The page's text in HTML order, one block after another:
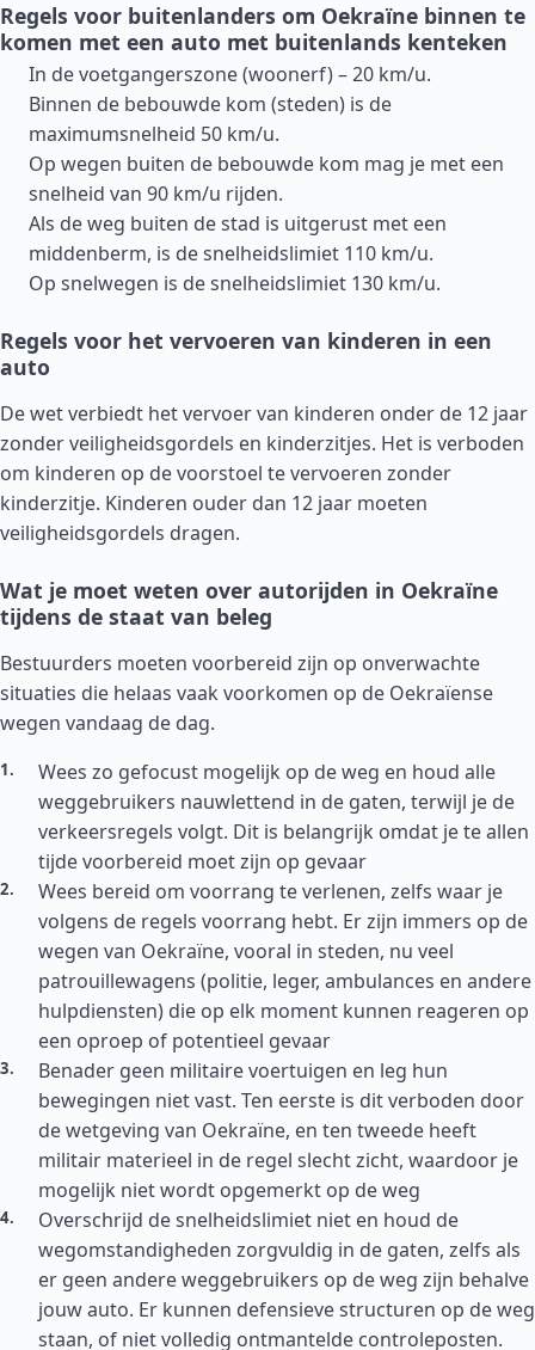
Regels voor buitenlanders om Oekraïne binnen te
komen met een auto met buitenlands kenteken
In de voetgangerszone (woonerf) – 20 km/u.
Binnen de bebouwde kom (steden) is de
maximumsnelheid 50 km/u.
Op wegen buiten de bebouwde kom mag je met een
snelheid van 90 km/u rijden.
Als de weg buiten de stad is uitgerust met een
middenberm, is de snelheidslimiet 110 km/u.
Op snelwegen is de snelheidslimiet 130 km/u.
Regels voor het vervoeren van kinderen in een
auto
De wet verbiedt het vervoer van kinderen onder de 12 jaar
zonder veiligheidsgordels en kinderzitjes. Het is verboden
om kinderen op de voorstoel te vervoeren zonder
kinderzitje. Kinderen ouder dan 12 jaar moeten
veiligheidsgordels dragen.
Wat je moet weten over autorijden in Oekraïne
tijdens de staat van beleg
Bestuurders moeten voorbereid zijn op onverwachte
situaties die helaas vaak voorkomen op de Oekraïense
wegen vandaag de dag.
Wees zo gefocust mogelijk op de weg en houd alle
weggebruikers nauwlettend in de gaten, terwijl je de
verkeersregels volgt. Dit is belangrijk omdat je te allen
tijde voorbereid moet zijn op gevaar
Wees bereid om voorrang te verlenen, zelfs waar je
volgens de regels voorrang hebt. Er zijn immers op de
wegen van Oekraïne, vooral in steden, nu veel
patrouillewagens (politie, leger, ambulances en andere
hulpdiensten) die op elk moment kunnen reageren op
een oproep of potentieel gevaar
Benader geen militaire voertuigen en leg hun
bewegingen niet vast. Ten eerste is dit verboden door
de wetgeving van Oekraïne, en ten tweede heeft
militair materieel in de regel slecht zicht, waardoor je
mogelijk niet wordt opgemerkt op de weg
Overschrijd de snelheidslimiet niet en houd de
wegomstandigheden zorgvuldig in de gaten, zelfs als
er geen andere weggebruikers op de weg zijn behalve
jouw auto. Er kunnen defensieve structuren op de weg
staan, of niet volledig ontmantelde controleposten.